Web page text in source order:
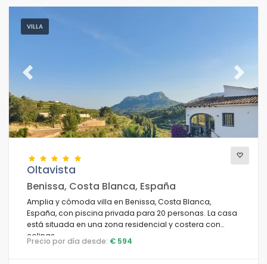
VILLA
Previous Next
Oltavista
Benissa, Costa Blanca, España
Amplia y cómoda villa en Benissa, Costa Blanca,
España, con piscina privada para 20 personas. La casa
está situada en una zona residencial y costera con
colinas.
Precio por día desde: € 594